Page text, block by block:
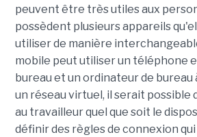
peuvent être très utiles aux
possèdent plusieurs appareils
utiliser de manière
mobile peut utiliser un téléphone
bureau et un ordinateur de bureau
un réseau virtuel, il serait possible
au travailleur quel que soit le
définir des règles de connexion